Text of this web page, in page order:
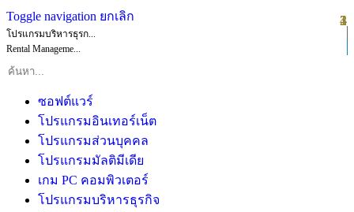
Toggle navigation ยกเลิก
โปรแกรมบริหารธุรก...
Rental Manageme...
ซอฟต์แวร์
โปรแกรมอินเทอร์เน็ต
โปรแกรมส่วนบุคคล
โปรแกรมมัลติมีเดีย
เกม PC คอมพิวเตอร์
โปรแกรมบริหารธุรกิจ
1
2
3
4